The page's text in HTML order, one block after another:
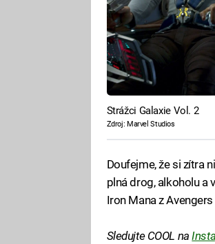
Strážci Galaxie Vol. 2
Zdroj: Marvel Studios
Doufejme, že si zítra
plná drog, alkoholu a
Iron Mana z
Sledujte COOL na